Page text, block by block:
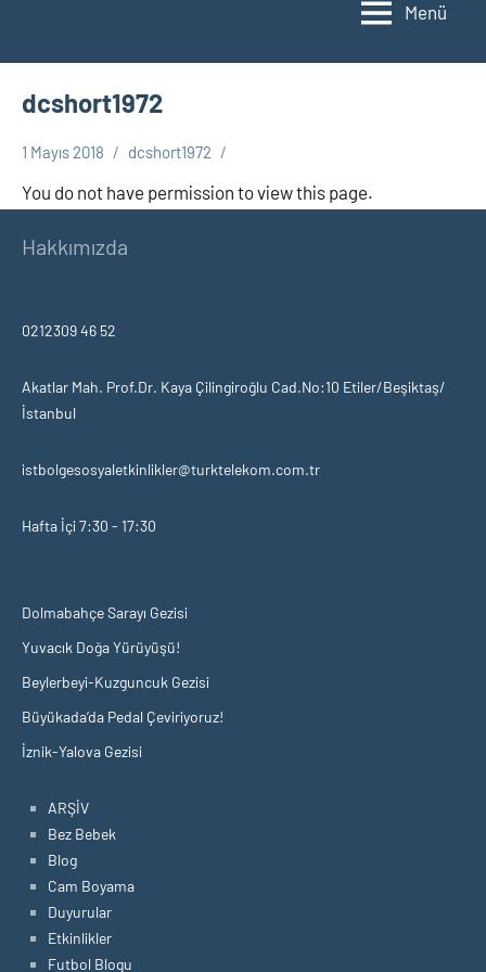
Menü
dcshort1972
1 Mayıs 2018 dcshort1972
You do not have permission to view this page.
Hakkımızda
0212309 46 52
Akatlar Mah. Prof.Dr. Kaya Çilingiroğlu Cad.No:10 Etiler/Beşiktaş/
İstanbul
istbolgesosyaletkinlikler@turktelekom.com.tr
Hafta İçi 7:30 - 17:30
Dolmabahçe Sarayı Gezisi
Yuvacık Doğa Yürüyüşü!
Beylerbeyi-Kuzguncuk Gezisi
Büyükada’da Pedal Çeviriyoruz!
İznik-Yalova Gezisi
ARŞİV
Bez Bebek
Blog
Cam Boyama
Duyurular
Etkinlikler
Futbol Blogu